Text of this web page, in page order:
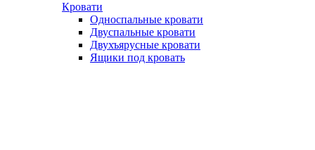
Кровати
Односпальные кровати
Двуспальные кровати
Двухъярусные кровати
Ящики под кровать